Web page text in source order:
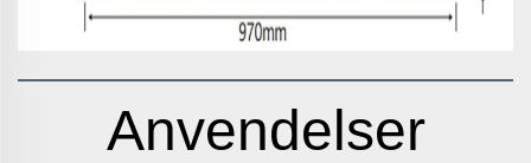
Anvendelser